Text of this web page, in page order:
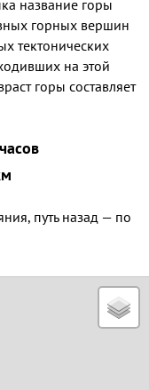
название горы
горных вершин
тектонических
на этой
горы составляет
путь назад — по